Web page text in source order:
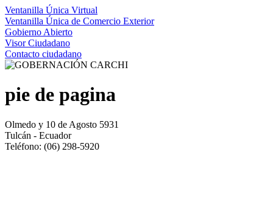
Ventanilla Única Virtual
Ventanilla Única de Comercio Exterior
Gobierno Abierto
Visor Ciudadano
Contacto ciudadano
pie de pagina
Olmedo y 10 de Agosto 5931
Tulcán - Ecuador
Teléfono: (06) 298-5920